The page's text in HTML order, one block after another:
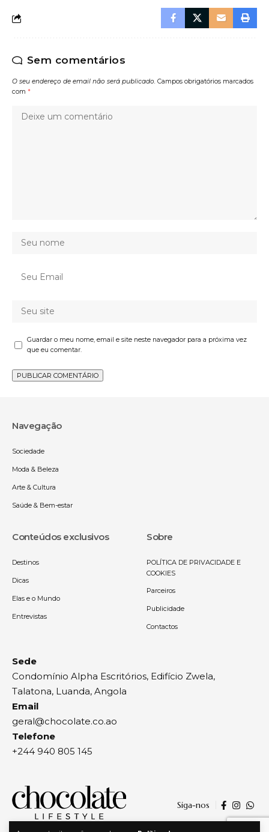
Sem comentários
O seu endereço de email não será publicado. Campos obrigatórios marcados
com *
Guardar o meu nome, email e site neste navegador para a próxima vez
que eu comentar.
Navegação
Sociedade
Moda & Beleza
Arte & Cultura
Saúde & Bem-estar
Conteúdos exclusivos
Destinos
Dicas
Elas e o Mundo
Entrevistas
Sobre
POLÍTICA DE PRIVACIDADE E
COOKIES
Parceiros
Publicidade
Contactos
Sede
Condomínio Alpha Escritórios, Edifício Zwela,
Talatona, Luanda, Angola
Email
geral@chocolate.co.ao
Telefone
+244 940 805 145
Siga-nos